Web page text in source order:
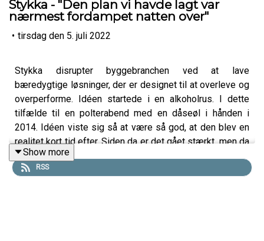
Stykka - "Den plan vi havde lagt var
nærmest fordampet natten over"
• tirsdag den 5. juli 2022
Stykka disrupter byggebranchen ved at lave
bæredygtige løsninger, der er designet til at overleve og
overperforme. Idéen startede i en alkoholrus. I dette
tilfælde til en polterabend med en dåseøl i hånden i
2014. Idéen viste sig så at være så god, at den blev en
realitet kort tid efter. Siden da er det gået stærkt, men da
Stykka for alvor var klar til at skalere yderligere ramte
corona på et tidspunkt, hvor kalenderen var fuldt booket
Show more
RSS